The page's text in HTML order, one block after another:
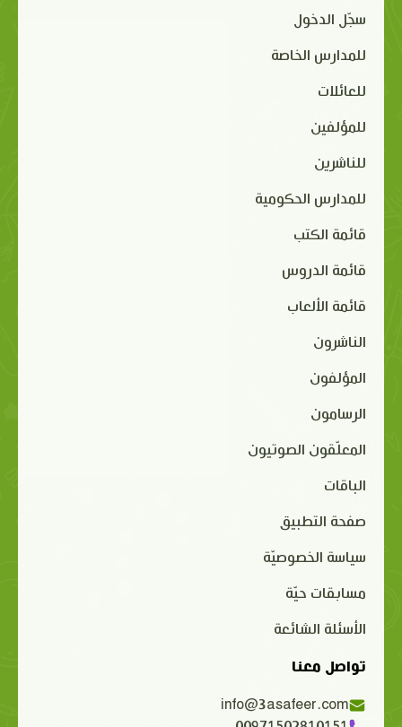
سجّل الدخول
للمدارس الخاصة
للعائلات
للمؤلفين
للناشرين
للمدارس الحكومية
قائمة الكتب
قائمة الدروس
قائمة الألعاب
الناشرون
المؤلفون
الرسامون
المعلّقون الصوتيون
الباقات
صفحة التطبيق
سياسة الخصوصيّة
مسابقات حيّة
الأسئلة الشائعة
تواصل معنا
info@3asafeer.com